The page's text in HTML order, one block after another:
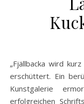
„Fjällbacka wird kurz hintereinander von zwei Verbrechen
erschüttert. Ein
Kunstgalerie
erfolgreichen